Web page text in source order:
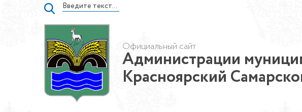
Официальный сайт
Администрации
Красноярский